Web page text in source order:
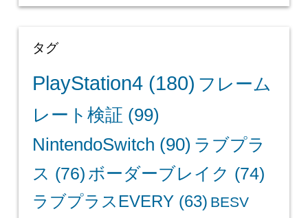
タグ
PlayStation4(180) フレーム
レート検証 (99)
NintendoSwitch (90) ラブプラ
ス (76) ボーダーブレイク (74)
ラブプラスEVERY(63) BESV